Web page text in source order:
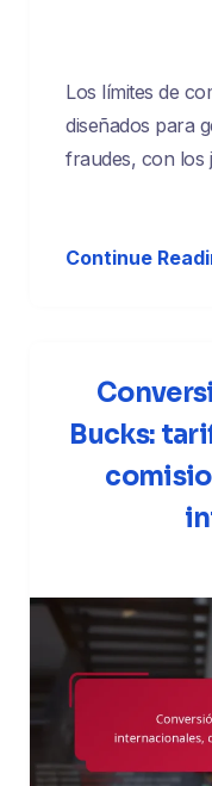
Los límites de
diseñados para
fraudes, con los
Continue
Bucks: